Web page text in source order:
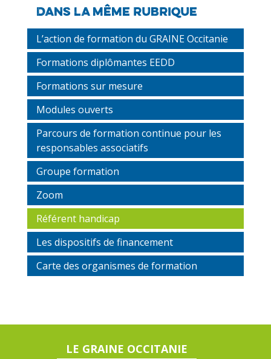
Dans la même rubrique
L’action de formation du GRAINE Occitanie
Formations diplômantes EEDD
Formations sur mesure
Modules ouverts
Parcours de formation continue pour les
responsables associatifs
Groupe formation
Zoom
Référent handicap
Les dispositifs de financement
Carte des organismes de formation
LE GRAINE OCCITANIE